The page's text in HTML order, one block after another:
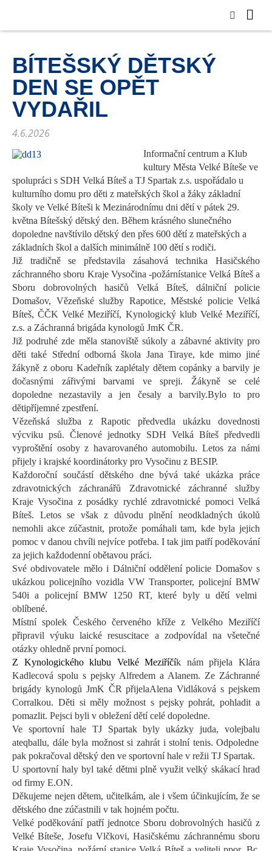
BÍTEŠSKÝ DĚTSKÝ
DEN SE OPĚT
VYDAŘIL
4.6.2026
Informační centrum a Klub
kultury Města Velké Bíteše ve
spolupráci s SDH Velká Bíteš a TJ Spartak z.s. uspořádalo u
kulturního domu pro děti z mateřských škol a žáky základní
školy ve Velké Bíteši k Mezinárodnímu dni dětí v pátek 29.
května Bítešský dětský den. Během krásného slunečného
dopoledne navštívilo dětský den přes 600 dětíz mateřských a
základních škol a dalších minimálně 100 dětí s rodiči.
Již tradičně se představila zásahová technika Hasičského
záchranného sboru Kraje Vysočina -požárnístanice Velká Bíteš a
Sboru dobrovolných hasičů Velká Bíteš, dálniční policie
Domašov, Vězeňskéslužby Rapotice, Městské policie Velká
Bíteš,ČČK Velké Meziříčí, Kynologický klub Velké Meziříčí,
z.s. a Záchranná brigáda kynologů JmK ČR.
Již podruhé zde měla stanoviště súkoly a zábavné aktivitypro
děti také Střední odborná škola Jana Tiraye, kde mimo jiné
žákyně z oboru Kadeřníkzaplétaly dětem copánky a barvily je
dočasnými zářivými barvami ve spreji. Žákyně se celé
dopoledne nezastavily a jen česaly a barvily.Bylo to pro
dětipříjemné zpestření.
Vězeňská služba z Rapotic předvedla ukázku dovednosti
výcviku psů. Členové jednotky SDH Velká Bíteš předvedli
vyproštění osoby z havarovaného automobilu. Letos za námi
přijely i krajské koordinátorky pro Vysočinu z BESIP.
Každoroční součástí dětského dne bývá také ukázka práce
zdravotnických záchranářů Zdravotnické záchranné služby
Kraje Vysočina z posádky rychlé zdravotnické pomoci Velká
Bíteš. Letos se však z důvodu plnění neodkladných úkolů
nemohli akce zúčastnit, protože pomáhali tam, kde byla jejich
pomoc v danou chvíli nejvíce potřeba. I tak jim patří poděkování
za jejich každodenní obětavou práci.
Své obdivovatele mělo i Dálniční oddělení policie Domašov s
ukázkou policejního vozidla VW Transporter, policejní BMW
540i a policejníBMW 1250 RT, které byly u dětí velmi
oblíbené.
Místní spolek Českého červeného kříže z Velkého Meziříčí
připravil výuku laické resuscitace a zodpovídal na všetečné
otázky ohledně první pomoci.
Z Kynologického klubu Velké Meziříčík nám přijelaKlára
Kadlecová spolu s pejsky Alfredem a Alanem. Ze Záchranné
brigády kynologů JmK ČR přijelaAlena Vidláková s pejskem
Corralkou. Děti si měly možnost s pejsky pohrát, pohladit a
pomazlit. Pejsci byli v obležení dětí celé dopoledne.
Ve sportovní hale TJ Spartak bylyukázky juda, volejbalu
ateqballu, dále byla možnost si zahrát i stolní tenis. Odpoledne
pak pokračoval dětský den ve sportovníhale v režii TJ Spartak.
U sportovní haly byl také dětmi plně využit velký skákací hrad
od firmy E.ON.
Děkujeme nejen dětem, učitelkám, ale i všem účinkujícím, že se
dětského dne zúčastnili v tak hojném počtu.
Velké poděkování patří jednotce Sboru dobrovolných hasičů z
Velké Bíteše, Josefu Vlčkovi,Hasičskému záchrannému sboru